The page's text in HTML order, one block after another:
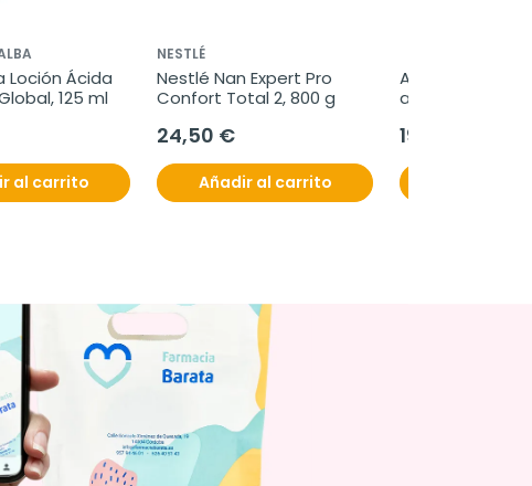
Loción Ácida
125 ml
al carrito
NESTLÉ
Nestlé Nan Expert Pro
Confort Total 2, 800 g
24,50 €
Añadir al carrito
Acumax
alimenticio, 30
19,95 €